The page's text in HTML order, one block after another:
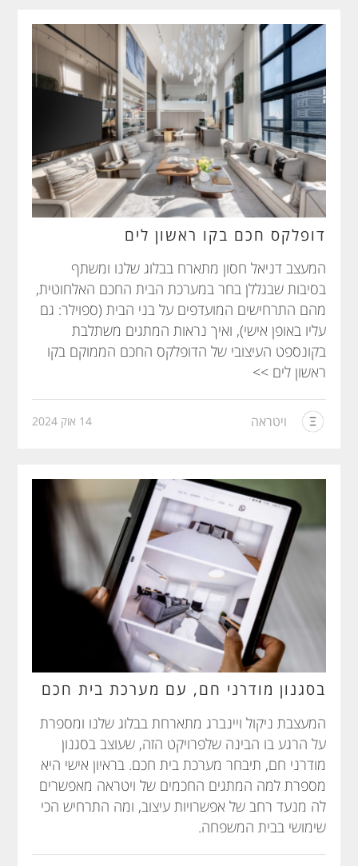
דופלקס חכם בקו ראשון לים
המעצב דניאל חסון מתארח בבלוג שלנו ומשתף
בסיבות שבגללן בחר במערכת הבית החכם האלחוטית,
מהם התרחישים המועדפים על בני הבית (ספוילר: גם
עליו באופן אישי), ואיך נראות המתגים משתלבת
בקונספט העיצובי של הדופלקס החכם הממוקם בקו
ראשון לים >>
ויטראה 14 אוק 2024
בסגנון מודרני חם, עם מערכת בית חכם
המעצבת ניקול ויינברג מתארחת בבלוג שלנו ומספרת
על הרגע בו הבינה שלפרויקט הזה, שעוצב בסגנון
מודרני חם, תיבחר מערכת בית חכם. בראיון אישי היא
מספרת למה המתגים החכמים של ויטראה מאפשרים
לה מנעד רחב של אפשרויות עיצוב, ומה התרחיש הכי
שימושי בבית המשפחה.